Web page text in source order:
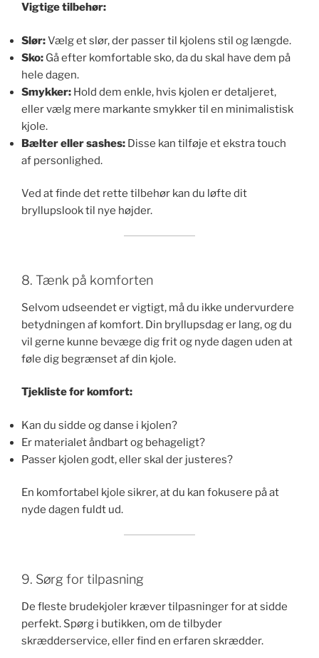
Vigtige tilbehør:
Slør:Vælg et slør, der passer til kjolens stil og længde.
Sko: Gå efter komfortable sko, da du skal have dem på
hele dagen.
Smykker: Hold dem enkle, hvis kjolen er detaljeret,
eller vælg mere markante smykker til en minimalistisk
kjole.
Bælter eller sashes: Disse kan tilføje et ekstra touch
af personlighed.
Ved at finde det rette tilbehør kan du løfte dit
bryllupslook til nye højder.
8. Tænk på komforten
Selvom udseendet er vigtigt, må du ikke undervurdere
betydningen af komfort. Din bryllupsdag er lang, og du
vil gerne kunne bevæge dig frit og nyde dagen uden at
føle dig begrænset af din kjole.
Tjekliste for komfort:
Kan du sidde og danse i kjolen?
Er materialet åndbart og behageligt?
Passer kjolen godt, eller skal der justeres?
En komfortabel kjole sikrer, at du kan fokusere på at
nyde dagen fuldt ud.
9. Sørg for tilpasning
De fleste brudekjoler kræver tilpasninger for at sidde
perfekt. Spørg i butikken, om de tilbyder
skrædderservice, eller find en erfaren skrædder.